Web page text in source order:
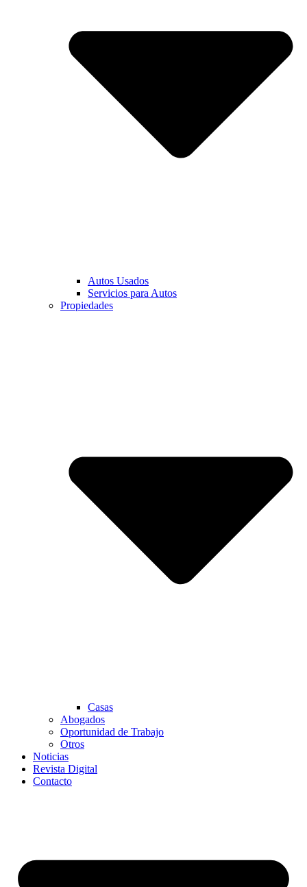
Autos Usados
Servicios para Autos
Propiedades
Casas
Abogados
Oportunidad de Trabajo
Otros
Noticias
Revista Digital
Contacto